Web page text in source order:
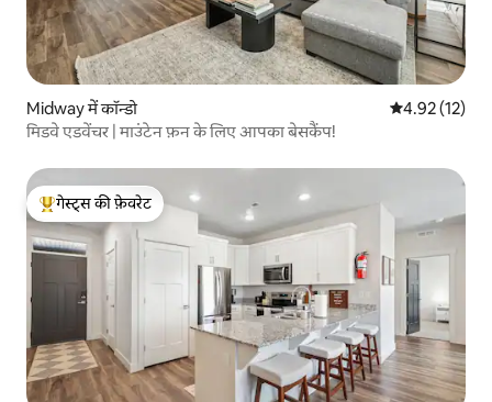
Midway में कॉन्डो औसत रेटिंग 5 में
4.92 (12)
मिडवे एडवेंचर | माउंटेन फ़न के लिए आपका बेसकैंप!
गेस्ट्स का टॉप फ़ेवरेट
गेस्ट्स की फ़ेवरेट